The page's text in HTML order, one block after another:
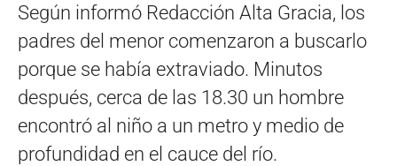
Según informó Redacción Alta Gracia, los
padres del menor comenzaron a buscarlo
porque se había extraviado. Minutos
después, cerca de las 18.30 un hombre
encontró al niño a un metro y medio de
profundidad en el cauce del río.